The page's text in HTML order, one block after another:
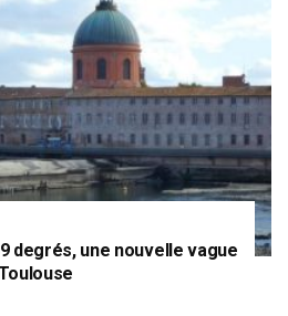
degrés, une nouvelle vague